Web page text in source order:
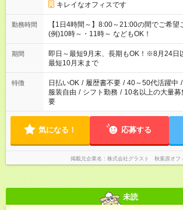
キレイなオフィスです
勤務時間
【1日4時間～】8:00～21:00の間でご希望
(例)10時～・11時～ などもOK！
期間
即日～最短9月末、長期もOK！※8月24日
最短10月末まで
特徴 日払いOK / 履歴書不要 / 40～50代活躍中 /
服装自由 / シフト勤務 / 10名以上の大量募
要
気になる！ 応募する
掲載元企業名 株式会社グラスト 秋葉原オフ
未読